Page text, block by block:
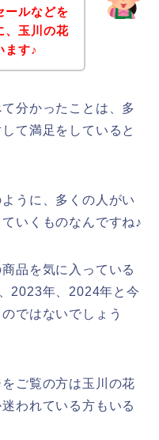
ールなどを
、玉川の花
ます♪
分かったことは、多
て満足をしていると
うに、多くの人がい
いくものなんですね♪
品を気に入っている
2023年、2024年と今
ではないでしょう
ご覧の方は玉川の花
われている方もいる